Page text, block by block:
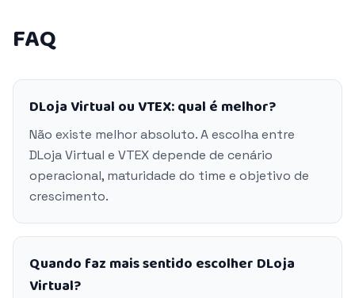
FAQ
DLoja Virtual ou VTEX: qual é melhor?
Não existe melhor absoluto. A escolha entre
DLoja Virtual e VTEX depende de cenário
operacional, maturidade do time e objetivo de
crescimento.
Quando faz mais sentido escolher DLoja
Virtual?